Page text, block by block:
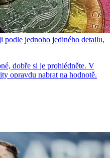
podle jednoho jediného detailu,
dobře si je prohlédněte. V
opravdu nabrat na hodnotě.